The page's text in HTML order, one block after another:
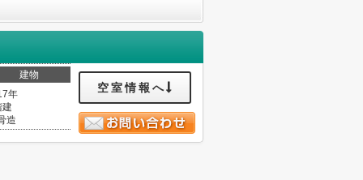
建物
年
建
造
空室情報へ